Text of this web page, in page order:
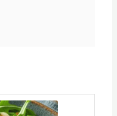
Minuten